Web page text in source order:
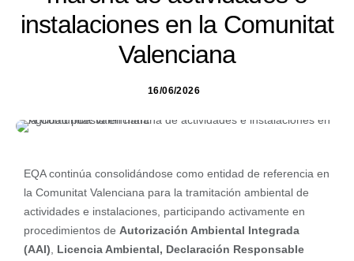
instalaciones en la Comunitat
Valenciana
16/06/2026
EQA continúa consolidándose como entidad de referencia en
la Comunitat Valenciana para la tramitación ambiental de
actividades e instalaciones, participando activamente en
procedimientos de Autorización Ambiental Integrada
(AAI)
Licencia Ambiental, Declaración Responsable